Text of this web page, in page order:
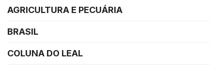
AGRICULTURA E PECUÁRIA
BRASIL
COLUNA DO LEAL